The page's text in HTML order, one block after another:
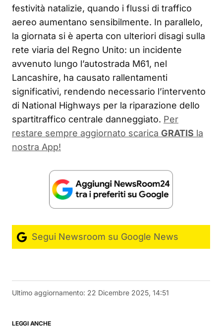
festività natalizie, quando i flussi di traffico
aereo aumentano sensibilmente. In parallelo,
la giornata si è aperta con ulteriori disagi sulla
rete viaria del Regno Unito: un incidente
avvenuto lungo l’autostrada M61, nel
Lancashire, ha causato rallentamenti
significativi, rendendo necessario l’intervento
di National Highways per la riparazione dello
spartitraffico centrale danneggiato. Per
restare sempre aggiornato scarica GRATIS la
nostra App!
Segui Newsroom su Google News
Ultimo aggiornamento: 22 Dicembre 2025, 14:51
LEGGI ANCHE